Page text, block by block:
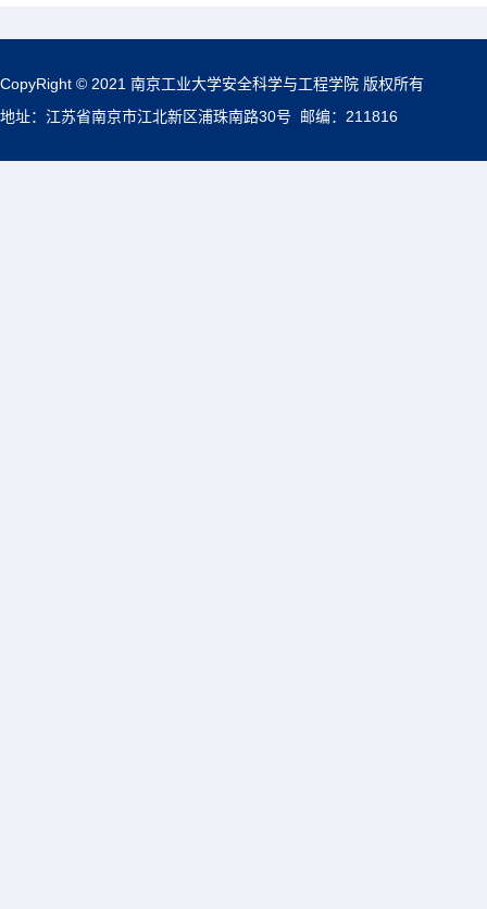
CopyRight © 2021 南京工业大学安全科学与工程学院 版权所有
地址：江苏省南京市江北新区浦珠南路30号 邮编：211816